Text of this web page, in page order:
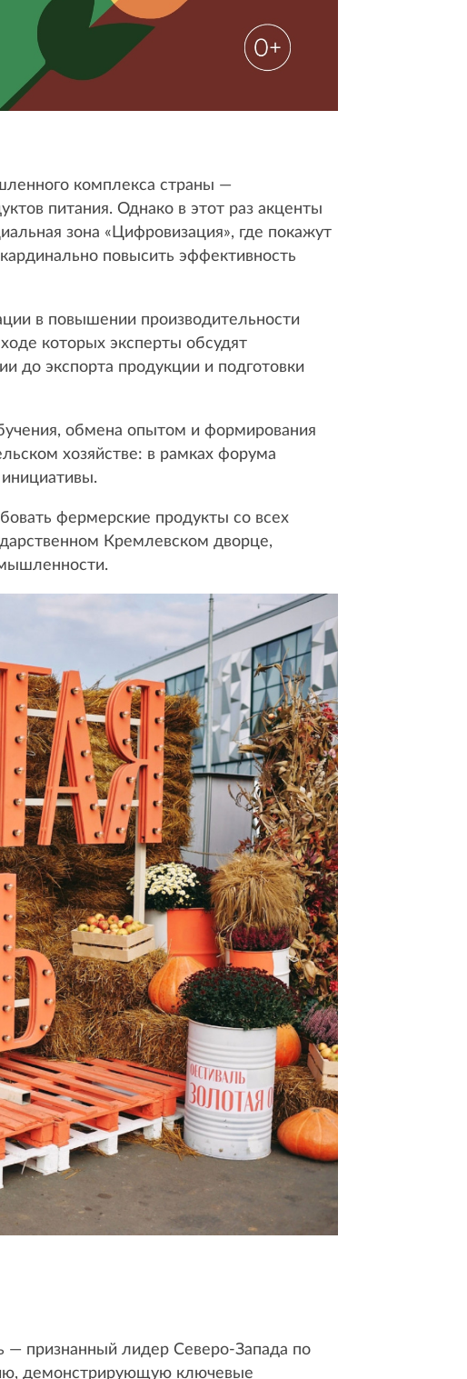
комплекса страны —
питания. Однако в этот раз акценты
зона «Цифровизация», где покажут
повысить эффективность
в повышении производительности
которых эксперты обсудят
до экспорта продукции и подготовки
обмена опытом и формирования
хозяйстве: в рамках форума
фермерские продукты со всех
Кремлевском дворце,
— признанный лидер Северо-Запада по
демонстрирующую ключевые